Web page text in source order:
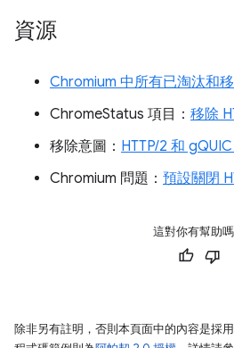
資源
Chromium 中所有已淘汰和
ChromeStatus 項目： 移除
移除意圖： HTTP/2 和
Chromium 問題： 預設關閉
這對你有幫助
除非另有註明，否則本頁面中的內容是採用